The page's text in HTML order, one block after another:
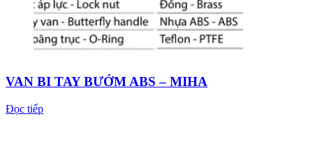
VAN BI TAY BƯỚM ABS – MIHA
Đọc tiếp